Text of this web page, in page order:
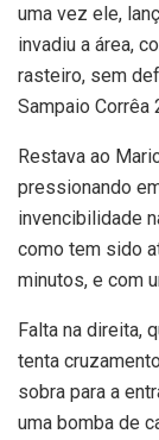
uma vez ele,
invadiu a área,
rasteiro, sem
Sampaio Corrêa
Restava ao
pressionando
invencibilidade
como tem sido
minutos, e com
Falta na direita,
tenta
sobra para a
uma bomba de